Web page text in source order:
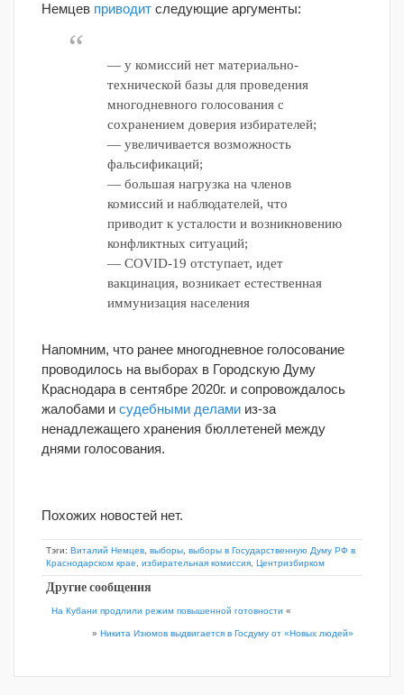
Немцев приводит следующие аргументы:
— у комиссий нет материально-
технической базы для проведения
многодневного голосования с
сохранением доверия избирателей;
— увеличивается возможность
фальсификаций;
— большая нагрузка на членов
комиссий и наблюдателей, что
приводит к усталости и возникновению
конфликтных ситуаций;
— COVID-19 отступает, идет
вакцинация, возникает естественная
иммунизация населения
Напомним, что ранее многодневное голосование
проводилось на выборах в Городскую Думу
Краснодара в сентябре 2020г. и сопровождалось
жалобами и судебными делами из-за
ненадлежащего хранения бюллетеней между
днями голосования.
Похожих новостей нет.
Тэги: Виталий Немцев выборы выборы в Государственную Думу РФ в
Краснодарском крае
избирательная комиссия Центризбирком
Другие сообщения
На Кубани продлили режим повышенной готовности «
» Никита Изюмов выдвигается в Госдуму от «Новых людей»